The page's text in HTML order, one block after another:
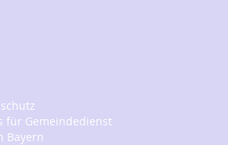
für Gemeindedienst
Bayern